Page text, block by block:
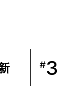
#3